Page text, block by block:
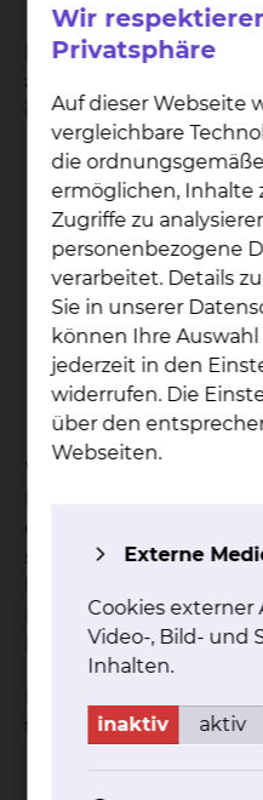
Das Klinische
abgekürzt) beschäftigt
in Medizin und Pflege
Moderation von
Fallbesprechungen
Beratung von
ethischen
Hilfe bei der
Erstellung von
Themen
Fortbildung in
Fragestellungen
Wenn Sie
einwilligungsfähigen
stellvertretende
Ethikkomitees oder im
Fallbesprechung
folgenden Fragen
Soll eine
Wir
Privatsphäre
Auf dieser Webseite
vergleichbare
die
ermöglichen, Inhalte
Zugriffe zu
personenbezogene
verarbeitet. Details
Sie in unserer
können Ihre
jederzeit in den
widerrufen. Die
über den
Webseiten.
Externe
Cookies externer
Video-, Bild- und
Inhalten.
inaktiv aktiv